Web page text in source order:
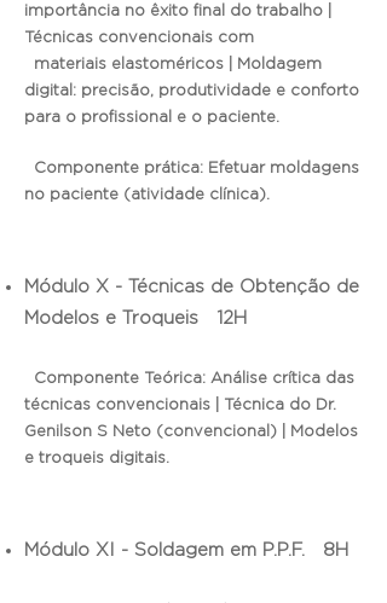
importância no êxito final do trabalho |
Técnicas convencionais com
materiais elastoméricos | Moldagem
digital: precisão, produtividade e conforto
para o profissional e o paciente.
Componente prática: Efetuar moldagens
no paciente (atividade clínica).
Módulo X - Técnicas de Obtenção de
Modelos e Troqueis 12H
Componente Teórica: Análise crítica das
técnicas convencionais | Técnica do Dr.
Genilson S Neto (convencional) | Modelos
e troqueis digitais.
Módulo XI - Soldagem em P.P.F. 8H